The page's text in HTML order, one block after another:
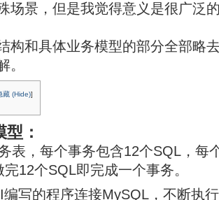
场景，但是我觉得意义是很广泛
构和具体业务模型的部分全部略
。
藏 (Hide)]
：
表，每个事务包含12个SQL，每
12个SQL即完成一个事务。
编写的程序连接MySQL，不断执